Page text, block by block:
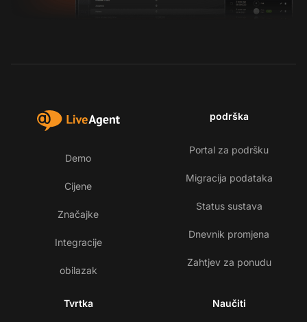
Demo
Cijene
Značajke
Integracije
obilazak
podrška
Portal za podršku
Migracija podataka
Status sustava
Dnevnik promjena
Zahtjev za ponudu
Tvrtka Naučiti